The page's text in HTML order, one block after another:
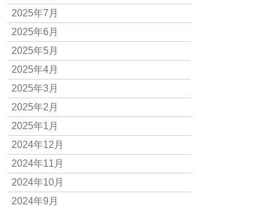
2025年7月
2025年6月
2025年5月
2025年4月
2025年3月
2025年2月
2025年1月
2024年12月
2024年11月
2024年10月
2024年9月